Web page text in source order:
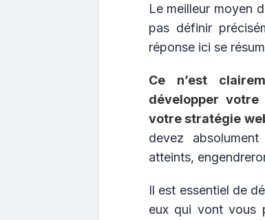
Le meilleur moyen
pas définir
réponse ici se
Ce n’est
développer
votre stratégie
devez
atteints,
Il est essentiel de
eux qui vont vous